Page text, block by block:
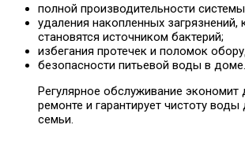
полной производительности
удаления накопленных загрязнений,
становятся источником бактерий;
избегания протечек и поломок
безопасности питьевой воды в доме.
Регулярное обслуживание экономит
ремонте и гарантирует чистоту воды
семьи.